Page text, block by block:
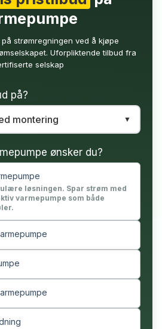
strømregningen ved å kjøpe
Uforpliktende tilbud fra
selskap
på?
ønsker du?
løsningen. Spar strøm med
varmepumpe som både